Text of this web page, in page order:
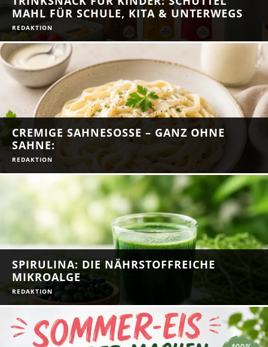
MAHL FÜR SCHULE, KITA & UNTERWEGS
REDAKTION
CREMIGE SAHNESOSSE – GANZ OHNE S
AHNE:
REDAKTION
SPIRULINA: DIE NÄHRSTOFFREICHE
MIKROALGE
REDAKTION